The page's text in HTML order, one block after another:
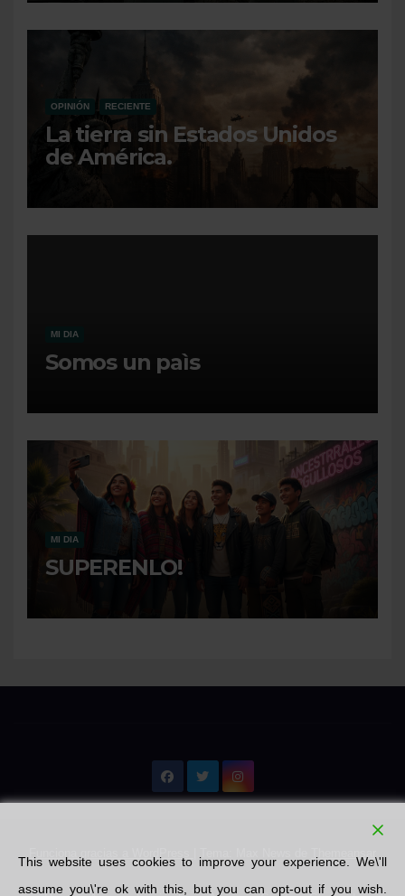
OPINIÓN RECIENTE
La tierra sin Estados Unidos
de América.
MI DIA
Somos un paìs
MI DIA
SUPERENLO!
This website uses cookies to improve your experience. We\'ll
assume you\'re ok with this, but you can opt-out if you wish.